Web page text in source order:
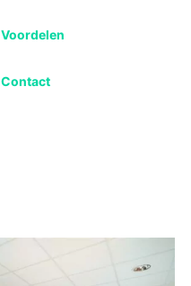
Voordelen
Contact